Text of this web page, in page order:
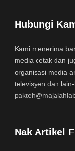
Hubungi
Kami menerima
media cetak dan
organisasi media
televisyen dan
Nak Artikel